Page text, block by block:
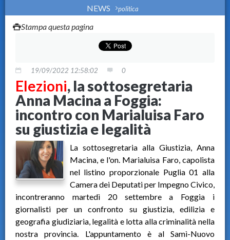
NEWS
politica
Stampa questa pagina
19/09/2022 12:58:02 0
Elezioni, la sottosegretaria
Anna Macina a Foggia:
incontro con Marialuisa Faro
su giustizia e legalità
La sottosegretaria alla Giustizia, Anna
Macina, e l'on. Marialuisa Faro, capolista
nel listino proporzionale Puglia 01 alla
Camera dei Deputati per Impegno Civico,
incontreranno martedì 20 settembre a Foggia i
giornalisti per un confronto su giustizia, edilizia e
geografia giudiziaria, legalità e lotta alla criminalità nella
nostra provincia. L'appuntamento è al Samì-Nuovo